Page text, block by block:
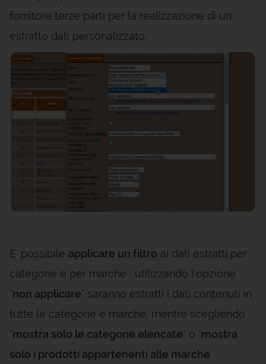
fornitore terze parti per la realizzazione di un
estratto dati personalizzato.
E' possibile applicare un filtro ai dati estratti per
categorie e per marche : utilizzando l'opzione
"non applicare" saranno estratti i dati contenuti in
tutte le categorie e marche, mentre scegliendo
"mostra solo le categorie elencate" o "mostra
solo i prodotti appartenenti alle marche